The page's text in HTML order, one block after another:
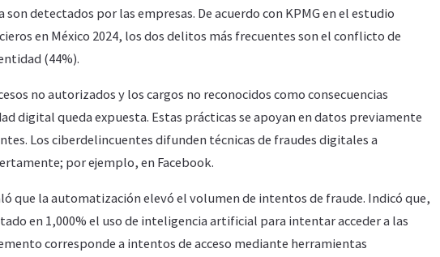
detectados por las empresas. De acuerdo con KPMG en el estudio
en México 2024, los dos delitos más frecuentes son el conflicto de
(44%).
no autorizados y los cargos no reconocidos como consecuencias
digital queda expuesta. Estas prácticas se apoyan en datos previamente
Los ciberdelincuentes difunden técnicas de fraudes digitales a
por ejemplo, en Facebook.
que la automatización elevó el volumen de intentos de fraude. Indicó que,
en 1,000% el uso de inteligencia artificial para intentar acceder a las
corresponde a intentos de acceso mediante herramientas